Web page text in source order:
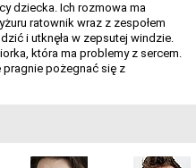
dziecka. Ich rozmowa ma
ratownik wraz z zespołem
i utknęła w zepsutej windzie.
która ma problemy z sercem.
pożegnać się z